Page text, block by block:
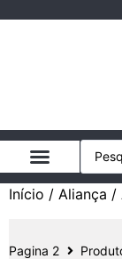
Início / Aliança /
Pagina 2